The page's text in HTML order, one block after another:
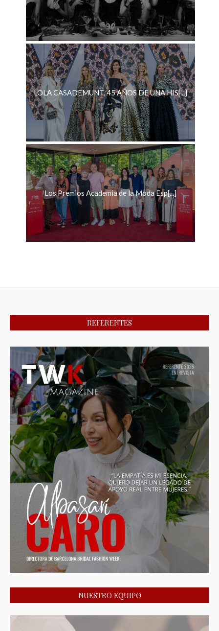
LOLA CASADEMUNT, 45 AÑOS DE UNA HIS[...]
Los Premios Academia de la Moda Esp[...]
REFERENTES
NUESTRO EQUIPO